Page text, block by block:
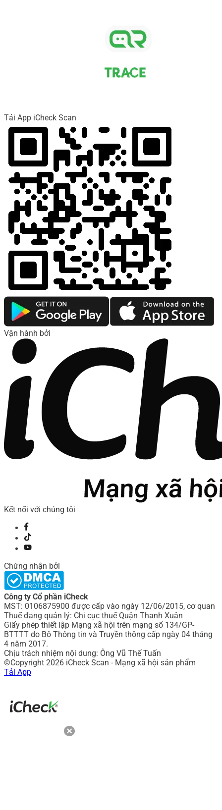
Tải App iCheck Scan
Vận hành bởi
Kết nối với chúng tôi
Chứng nhận bởi
Công ty Cổ phần iCheck
MST: 0106875900 được cấp vào ngày 12/06/2015, cơ quan
Thuế đang quản lý: Chi cục thuế Quận Thanh Xuân
Giấy phép thiết lập Mạng xã hội trên mạng số 134/GP-
BTTTT do Bô Thông tin và Truyền thông cấp ngày 04 tháng
4 năm 2017.
Chịu trách nhiệm nội dung: Ông Vũ Thế Tuấn
©Copyright 2026 iCheck Scan - Mạng xã hội sản phẩm
Tải App